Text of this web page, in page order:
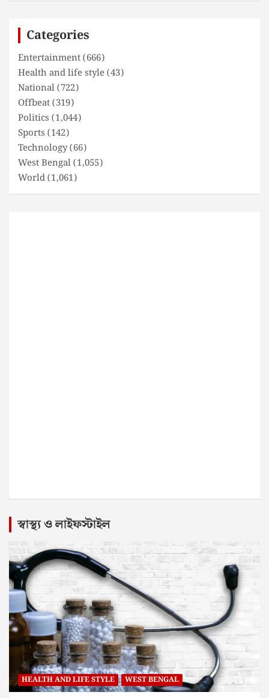
Categories
Entertainment(666)
Health and life style(43)
National(722)
Offbeat(319)
Politics (1,044)
Sports (142)
Technology(66)
West Bengal(1,055)
World(1,061)
স্বাস্থ্য ও লাইফস্টাইল
HEALTH AND LIFE STYLE WEST BENGAL